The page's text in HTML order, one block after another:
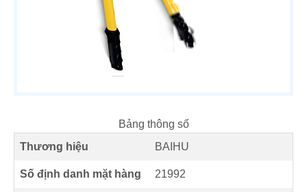
Bảng thông số
Thương hiệu
BAIHU
Số định danh mặt hàng 21992